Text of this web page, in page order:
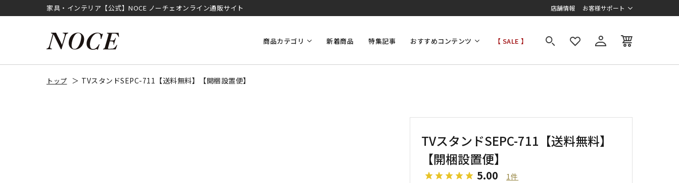
家具・インテリア【公式】NOCE ノーチェオンライン通販サイト 店舗情報 お客様サポート
商品カテゴリ 新着商品 特集記事 おすすめコンテンツ 【 SALE 】
トップ TVスタンドSEPC-711【送料無料】【開梱設置便】
TVスタンドSEPC-711【送料無料】
【開梱設置便】
5.00 1件